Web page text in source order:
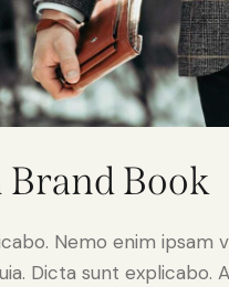
Book
Nemo enim ipsam
Dicta sunt explicabo.